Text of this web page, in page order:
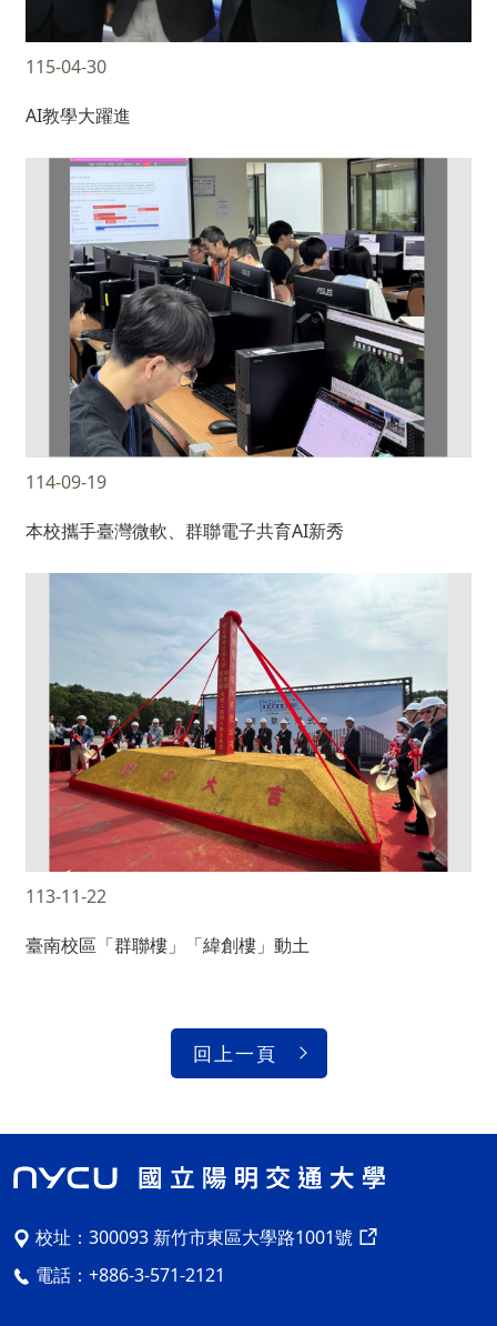
115-04-30
AI教學大躍進
114-09-19
本校攜手臺灣微軟、群聯電子共育AI新秀
113-11-22
臺南校區「群聯樓」「緯創樓」動土
回上一頁
校址： 300093 新竹市東區大學路1001號
電話： +886-3-571-2121